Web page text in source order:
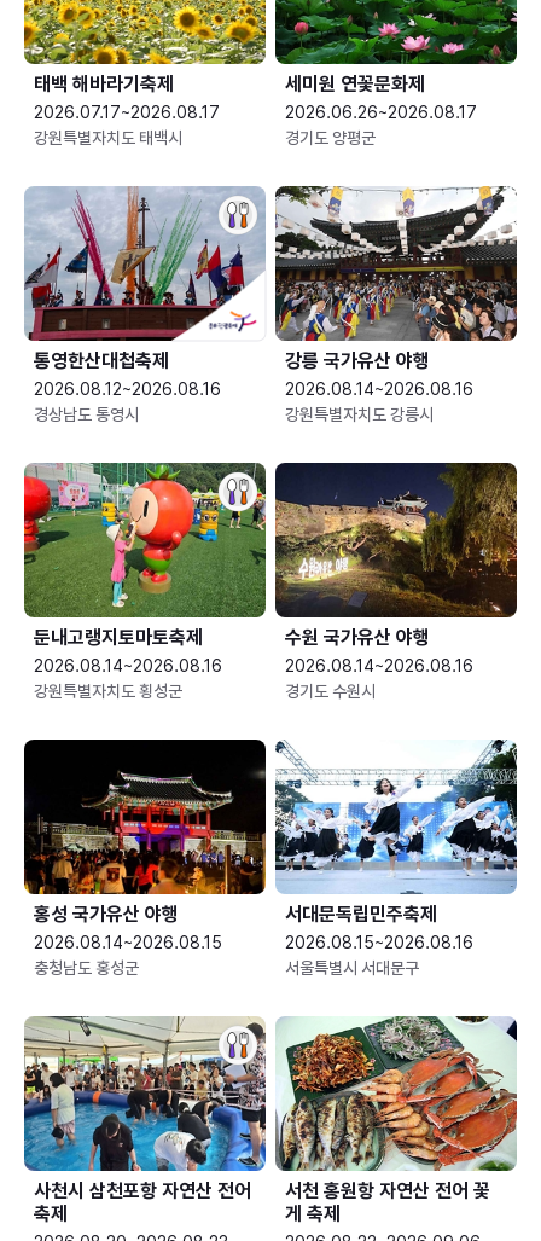
태백 해바라기축제
2026.07.17~2026.08.17
강원특별자치도 태백시
세미원 연꽃문화제
2026.06.26~2026.08.17
경기도 양평군
통영한산대첩축제
2026.08.12~2026.08.16
경상남도 통영시
강릉 국가유산 야행
2026.08.14~2026.08.16
강원특별자치도 강릉시
둔내고랭지토마토축제
2026.08.14~2026.08.16
강원특별자치도 횡성군
수원 국가유산 야행
2026.08.14~2026.08.16
경기도 수원시
홍성 국가유산 야행
2026.08.14~2026.08.15
충청남도 홍성군
서대문독립민주축제
2026.08.15~2026.08.16
서울특별시 서대문구
사천시 삼천포항 자연산 전어
축제
서천 홍원항 자연산 전어 꽃
게 축제